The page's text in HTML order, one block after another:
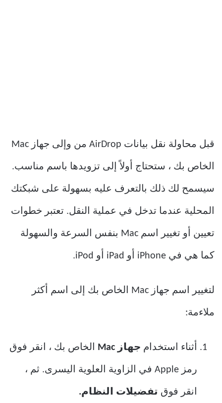
قبل محاولة نقل بيانات AirDrop من وإلى جهاز Mac
الخاص بك ، ستحتاج أولاً إلى تزويدها باسم مناسب.
سيسمح لك ذلك بالتعرف عليه بسهولة على شبكتك
المحلية عندما تدخل في عملية النقل. تعتبر خطوات
تعيين أو تغيير اسم Mac بنفس السرعة والسهولة
كما هي في iPhone أو iPad أو iPod.
لتغيير اسم جهاز Mac الخاص بك إلى اسم أكثر
ملاءمة:
أثناء استخدام جهاز Mac الخاص بك ، انقر فوق
رمز Apple في الزاوية العلوية اليسرى. ثم ،
انقر فوق تفضيلات النظام.